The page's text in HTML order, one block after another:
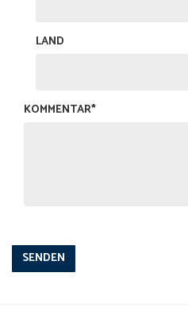
LAND
KOMMENTAR*